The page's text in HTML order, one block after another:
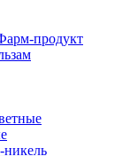
продукт
никель